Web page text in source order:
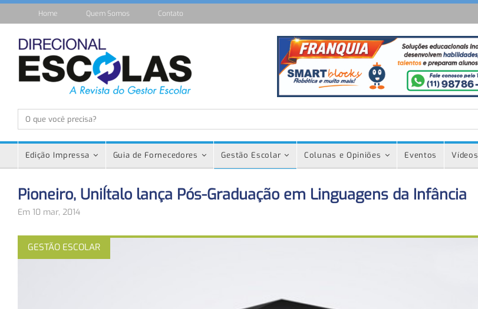
Home Quem Somos Contato
Edição Impressa Guia de Fornecedores Gestão Escolar Colunas e Opiniões Eventos Vídeos
Pioneiro, UniÍtalo lança Pós-Graduação em Linguagens da Infância
Em 10 mar, 2014
GESTÃO ESCOLAR